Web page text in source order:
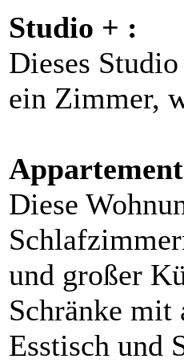
Studio + :
Dieses
ein Zimmer,
Diese
und großer
Schränke mit
Esstisch und